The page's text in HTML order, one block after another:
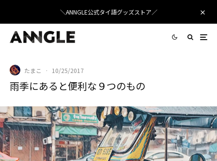
＼ANNGLE公式タイ語グッズストア／
たまこ · 10/25/2017
雨季にあると便利な９つのもの